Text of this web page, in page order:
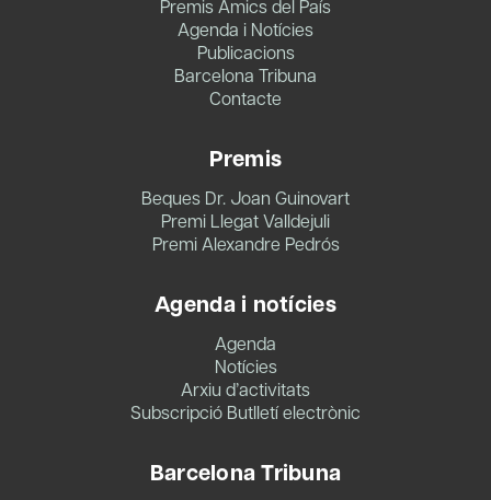
Premis Amics del País
Agenda i Notícies
Publicacions
Barcelona Tribuna
Contacte
Premis
Beques Dr. Joan Guinovart
Premi Llegat Valldejuli
Premi Alexandre Pedrós
Agenda i notícies
Agenda
Notícies
Arxiu d’activitats
Subscripció Butlletí electrònic
Barcelona Tribuna